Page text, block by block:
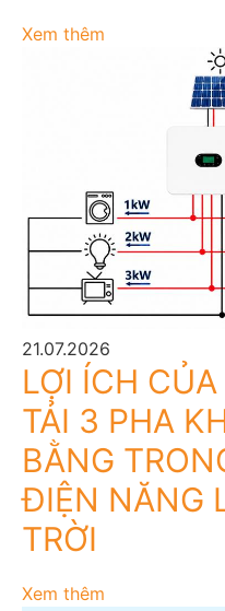
Xem thêm
21.07.2026
LỢI ÍCH
TẢI 3 PHA
BẰNG
ĐIỆN NĂNG
TRỜI
Xem thêm